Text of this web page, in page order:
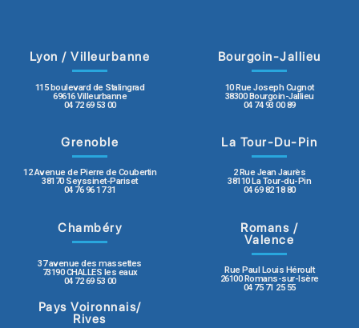
Lyon / Villeurbanne
115 boulevard de Stalingrad
69616 Villeurbanne
04 72 69 53 00
Bourgoin-Jallieu
10 Rue Joseph Cugnot
38300 Bourgoin-Jallieu
04 74 93 00 89
Grenoble
12 Avenue de Pierre de Coubertin
38170 Seyssinet-Pariset
04 76 96 17 31
La Tour-Du-Pin
2 Rue Jean Jaurès
38110 La Tour-du-Pin
04 69 82 18 80
Chambéry
37 avenue des massettes
73190 CHALLES les eaux
04 72 69 53 00
Romans /
Valence
Rue Paul Louis Héroult
26100 Romans-sur-Isère
04 75 71 25 55
Pays Voironnais/
Rives